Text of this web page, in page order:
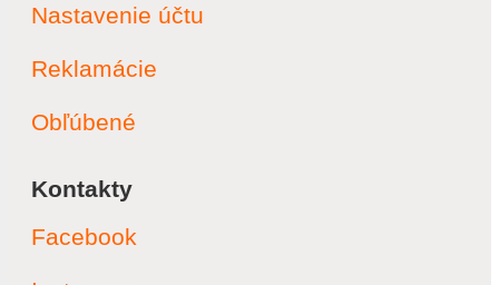
Nastavenie účtu
Reklamácie
Obľúbené
Kontakty
Facebook